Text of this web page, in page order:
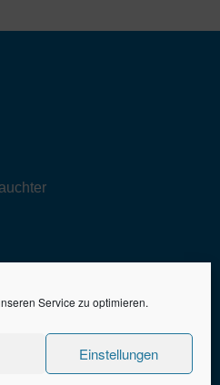
Service zu optimieren.
Einstellungen